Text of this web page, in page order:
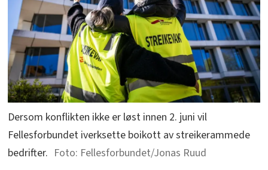
Dersom konflikten ikke er løst innen 2. juni vil
Fellesforbundet iverksette boikott av streikerammede
bedrifter.
Fellesforbundet/Jonas Ruud